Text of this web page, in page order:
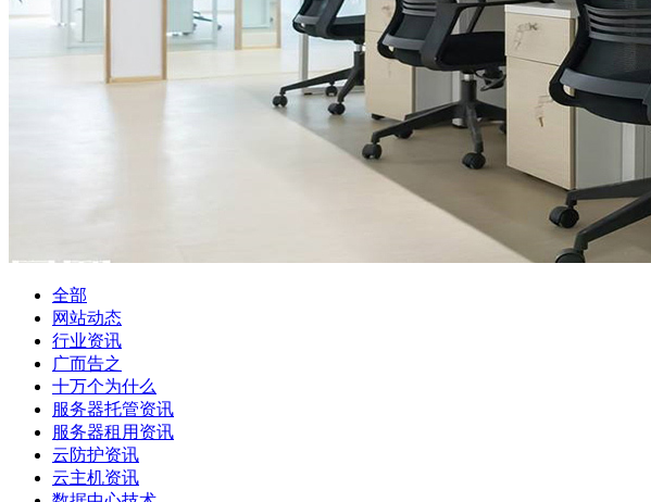
全部
网站动态
行业资讯
广而告之
十万个为什么
服务器托管资讯
服务器租用资讯
云防护资讯
云主机资讯